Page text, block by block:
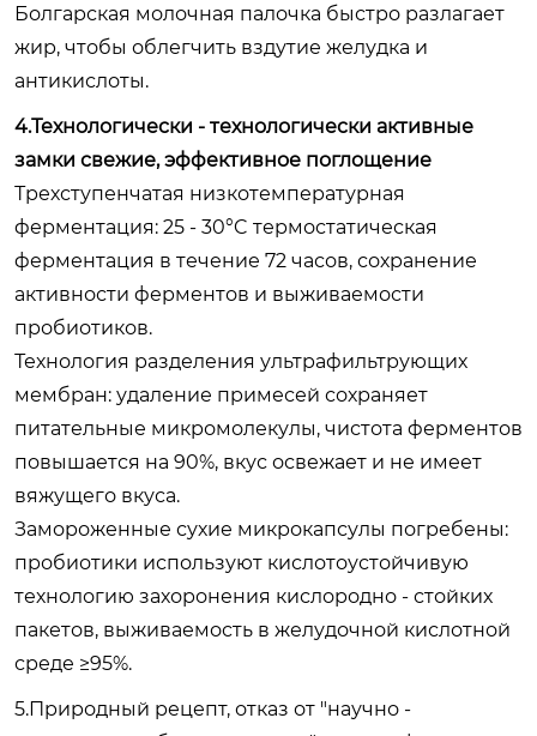
Болгарская молочная палочка быстро разлагает
жир, чтобы облегчить вздутие желудка и
антикислоты.
4.Технологически - технологически активные
замки свежие, эффективное поглощение
Трехступенчатая низкотемпературная
ферментация: 25 - 30°C термостатическая
ферментация в течение 72 часов, сохранение
активности ферментов и выживаемости
пробиотиков.
Технология разделения ультрафильтрующих
мембран: удаление примесей сохраняет
питательные микромолекулы, чистота ферментов
повышается на 90%, вкус освежает и не имеет
вяжущего вкуса.
Замороженные сухие микрокапсулы погребены:
пробиотики используют кислотоустойчивую
технологию захоронения кислородно - стойких
пакетов, выживаемость в желудочной кислотной
среде ≥95%.
5.Природный рецепт, отказ от "научно -